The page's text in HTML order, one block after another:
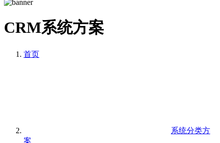
CRM系统方案
首页
系统分类方
案